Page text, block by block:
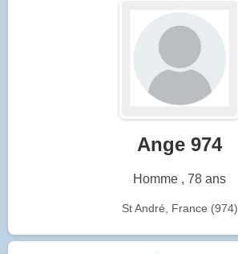
Ange 974
Homme , 78 ans
St André, France (974)